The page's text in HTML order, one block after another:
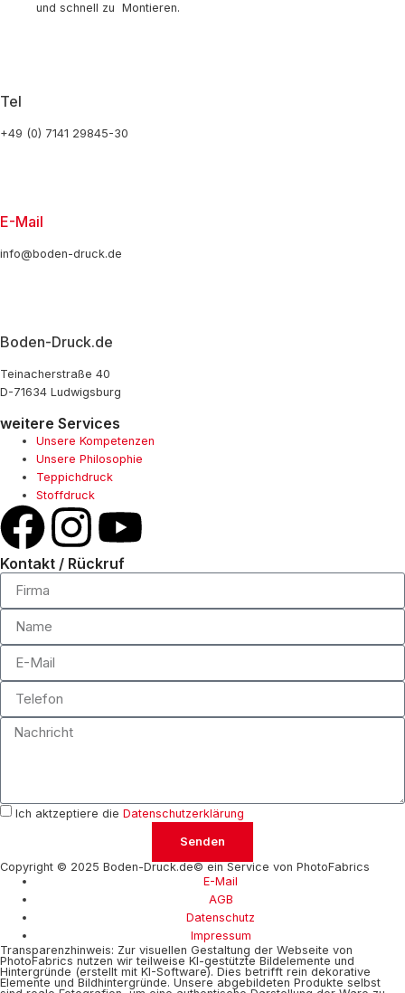
und schnell zu Montieren.
Tel
+49 (0) 7141 29845-30
E-Mail
info@boden-druck.de
Boden-Druck.de
Teinacherstraße 40
D-71634 Ludwigsburg
weitere Services
Unsere Kompetenzen
Unsere Philosophie
Teppichdruck
Stoffdruck
Kontakt / Rückruf
Ich aktzeptiere die Datenschutzerklärung
Senden
Copyright © 2025 Boden-Druck.de© ein Service von PhotoFabrics
E-Mail
AGB
Datenschutz
Impressum
Transparenzhinweis: Zur visuellen Gestaltung der Webseite von
PhotoFabrics nutzen wir teilweise KI-gestützte Bildelemente und
Hintergründe (erstellt mit KI-Software). Dies betrifft rein dekorative
Elemente und Bildhintergründe. Unsere abgebildeten Produkte selbst